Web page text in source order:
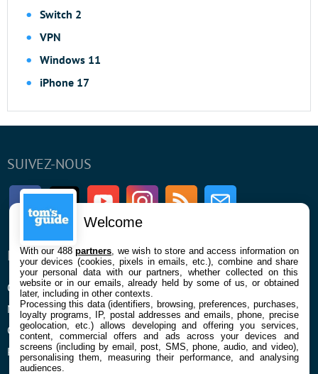
Switch 2
VPN
Windows 11
iPhone 17
SUIVEZ-NOUS
FacebookTwitter Youtube InstagramRSS Newsletter
ENTREPRISE
Qui sommes nous
Mentions légales et CGU
Confidentialité et Cookies
Préférences cookies
À PROPOS
La rédaction
Contact
Welcome
With our 488partners , we wish to store and access information on
your devices (cookies, pixels in emails, etc.), combine and share
your personal data with our partners, whether collected on this
website or in our emails, already held by some of us, or obtained
later, including in other contexts.
Processing this data (identifiers, browsing, preferences, purchases,
loyalty programs, IP, postal addresses and emails, phone, precise
geolocation, etc.) allows developing and offering you services,
content, commercial offers and ads across your devices and
screens (including by email, post, SMS, phone, audio, and video),
personalising them, measuring their performance, and analysing
audiences.